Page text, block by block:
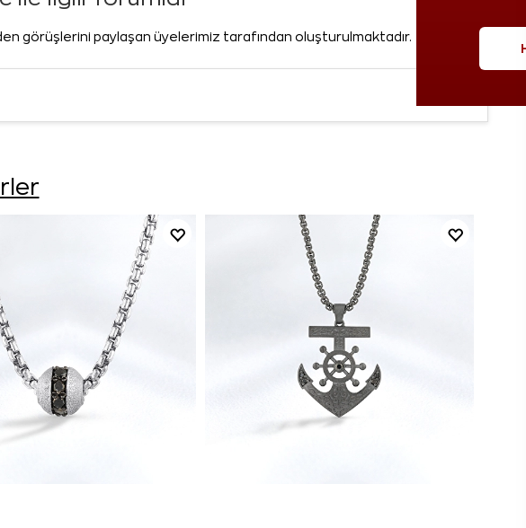
görüşlerini paylaşan üyelerimiz tarafından oluşturulmaktadır.